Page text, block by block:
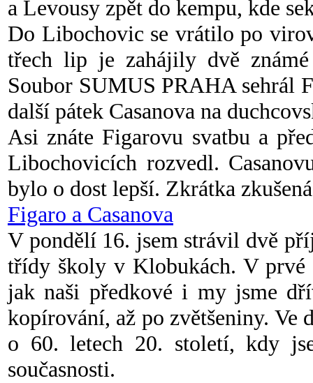
a Levousy zpět do kempu, kde
Do Libochovic se vrátilo po
třech lip je zahájily dvě
Soubor SUMUS PRAHA sehrál
další pátek Casanova na
Asi znáte Figarovu svatbu a
Libochovicích rozvedl.
bylo o dost lepší. Zkrátka
Figaro a Casanova
V pondělí 16. jsem strávil dvě
třídy školy v Klobukách. V prvé
jak naši předkové i my jsme
kopírování, až po zvětšeniny.
o 60. letech 20. století, kdy
současnosti.